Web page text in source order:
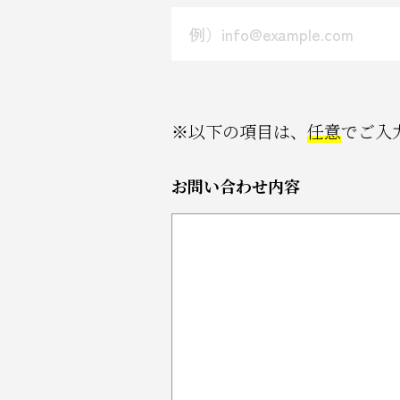
※以下の項目は、 任意でご入
お問い合わせ内容